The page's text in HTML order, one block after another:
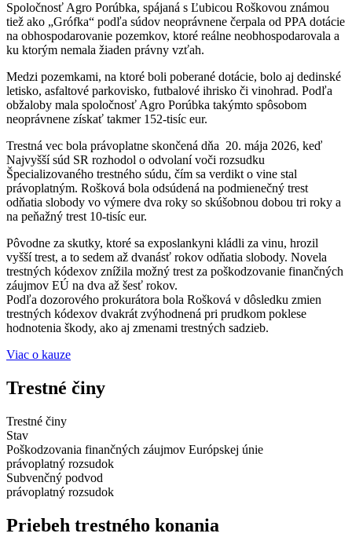
Spoločnosť Agro Porúbka, spájaná s Ľubicou Roškovou známou
tiež ako „Grófka“ podľa súdov neoprávnene čerpala od PPA dotácie
na obhospodarovanie pozemkov, ktoré reálne neobhospodarovala a
ku ktorým nemala žiaden právny vzťah.
Medzi pozemkami, na ktoré boli poberané dotácie, bolo aj dedinské
letisko, asfaltové parkovisko, futbalové ihrisko či vinohrad. Podľa
obžaloby mala spoločnosť Agro Porúbka takýmto spôsobom
neoprávnene získať takmer 152-tisíc eur.
Trestná vec bola právoplatne skončená dňa 20. mája 2026, keď
Najvyšší súd SR rozhodol o odvolaní voči rozsudku
Špecializovaného trestného súdu, čím sa verdikt o vine stal
právoplatným. Rošková bola odsúdená na podmienečný trest
odňatia slobody vo výmere dva roky so skúšobnou dobou tri roky a
na peňažný trest 10-tisíc eur.
Pôvodne za skutky, ktoré sa exposlankyni kládli za vinu, hrozil
vyšší trest, a to sedem až dvanásť rokov odňatia slobody. Novela
trestných kódexov znížila možný trest za poškodzovanie finančných
záujmov EÚ na dva až šesť rokov.
Podľa dozorového prokurátora bola Rošková v dôsledku zmien
trestných kódexov dvakrát zvýhodnená pri prudkom poklese
hodnotenia škody, ako aj zmenami trestných sadzieb.
Viac o kauze
Trestné činy
Trestné činy
Stav
Poškodzovania finančných záujmov Európskej únie
právoplatný rozsudok
Subvenčný podvod
právoplatný rozsudok
Priebeh trestného konania